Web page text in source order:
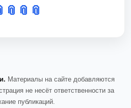
📎 📎 📎
Материалы на сайте добавляются
не несёт ответственности за
публикаций.